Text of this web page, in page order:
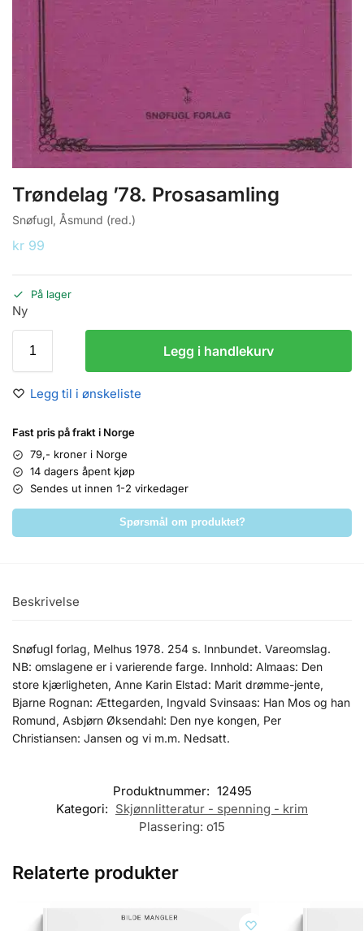
Trøndelag ’78. Prosasamling
Snøfugl, Åsmund (red.)
kr 99
På lager
Ny
Legg i handlekurv
Legg til i ønskeliste
Fast pris på frakt i Norge
79,- kroner i Norge
14 dagers åpent kjøp
Sendes ut innen 1-2 virkedager
Spørsmål om produktet?
Beskrivelse
Snøfugl forlag, Melhus 1978. 254 s. Innbundet. Vareomslag.
NB: omslagene er i varierende farge. Innhold: Almaas: Den
store kjærligheten, Anne Karin Elstad: Marit drømme-jente,
Bjarne Rognan: Ættegarden, Ingvald Svinsaas: Han Mos og han
Romund, Asbjørn Øksendahl: Den nye kongen, Per
Christiansen: Jansen og vi m.m. Nedsatt.
Produktnummer: 12495
Kategori: Skjønnlitteratur - spenning - krim
Plassering: o15
Relaterte produkter